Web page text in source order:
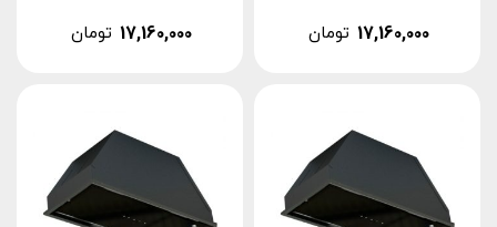
تومان 17,160,000 تومان 17,160,000